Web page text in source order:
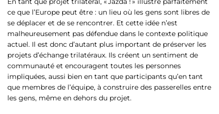
ce que l’Europe peut être : un lieu où les gens sont libres de
se déplacer et de se rencontrer. Et cette idée n’est
malheureusement pas défendue dans le contexte politique
actuel. Il est donc d’autant plus important de préserver les
projets d’échange trilatéraux. Ils créent un sentiment de
communauté et encouragent toutes les personnes
impliquées, aussi bien en tant que participants qu’en tant
que membres de l’équipe, à construire des passerelles entre
les gens, même en dehors du projet.